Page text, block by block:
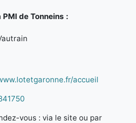
de Tonneins :
accueil
vous : via le site ou par